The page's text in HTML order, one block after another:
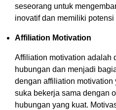
seseorang untuk
inovatif dan memiliki potensi
Affiliation Motivation
Affiliation motivation adalah
hubungan dan menjadi
dengan affiliation
suka bekerja sama dengan
hubungan yang kuat.